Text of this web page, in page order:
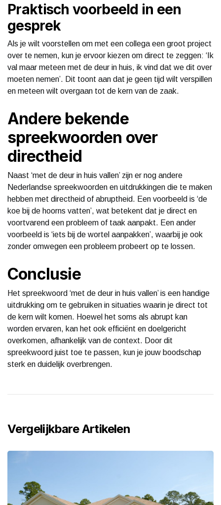
Praktisch voorbeeld in een
gesprek
Als je wilt voorstellen om met een collega een groot project
over te nemen, kun je ervoor kiezen om direct te zeggen: ‘Ik
val maar meteen met de deur in huis, ik vind dat we dit over
moeten nemen’. Dit toont aan dat je geen tijd wilt verspillen
en meteen wilt overgaan tot de kern van de zaak.
Andere bekende
spreekwoorden over
directheid
Naast ‘met de deur in huis vallen’ zijn er nog andere
Nederlandse spreekwoorden en uitdrukkingen die te maken
hebben met directheid of abruptheid. Een voorbeeld is ‘de
koe bij de hoorns vatten’, wat betekent dat je direct en
voortvarend een probleem of taak aanpakt. Een ander
voorbeeld is ‘iets bij de wortel aanpakken’, waarbij je ook
zonder omwegen een probleem probeert op te lossen.
Conclusie
Het spreekwoord ‘met de deur in huis vallen’ is een handige
uitdrukking om te gebruiken in situaties waarin je direct tot
de kern wilt komen. Hoewel het soms als abrupt kan
worden ervaren, kan het ook efficiënt en doelgericht
overkomen, afhankelijk van de context. Door dit
spreekwoord juist toe te passen, kun je jouw boodschap
sterk en duidelijk overbrengen.
Vergelijkbare Artikelen